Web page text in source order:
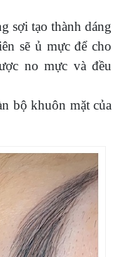
sợi tạo thành dáng
sẽ ủ mực để cho
no mực và đều
bộ khuôn mặt của